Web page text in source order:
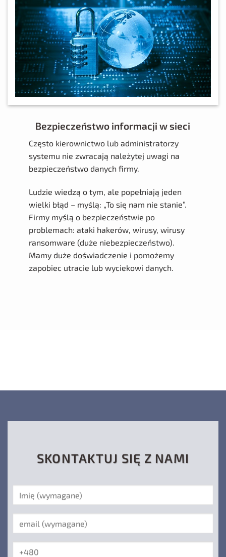
Bezpieczeństwo informacji w sieci
Często kierownictwo lub administratorzy
systemu nie zwracają należytej uwagi na
bezpieczeństwo danych firmy.
Ludzie wiedzą o tym, ale popełniają jeden
wielki błąd – myślą: „To się nam nie stanie”.
Firmy myślą o bezpieczeństwie po
problemach: ataki hakerów, wirusy, wirusy
ransomware (duże niebezpieczeństwo).
Mamy duże doświadczenie i pomożemy
zapobiec utracie lub wyciekowi danych.
SKONTAKTUJ SIĘ Z NAMI